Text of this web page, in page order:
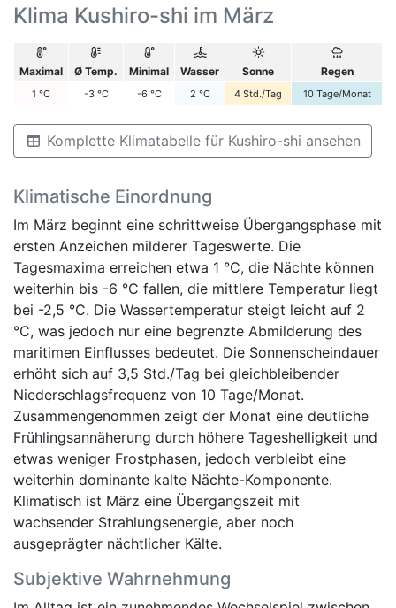
Klima Kushiro-shi im März
Maximal Ø Temp. Minimal Wasser Sonne Regen
1 °C -3 °C -6 °C 2 °C 4 Std./Tag 10 Tage/Monat
Komplette Klimatabelle für Kushiro-shi ansehen
Klimatische Einordnung
Im März beginnt eine schrittweise Übergangsphase mit
ersten Anzeichen milderer Tageswerte. Die
Tagesmaxima erreichen etwa 1 °C, die Nächte können
weiterhin bis -6 °C fallen, die mittlere Temperatur liegt
bei -2,5 °C. Die Wassertemperatur steigt leicht auf 2
°C, was jedoch nur eine begrenzte Abmilderung des
maritimen Einflusses bedeutet. Die Sonnenscheindauer
erhöht sich auf 3,5 Std./Tag bei gleichbleibender
Niederschlagsfrequenz von 10 Tage/Monat.
Zusammengenommen zeigt der Monat eine deutliche
Frühlingsannäherung durch höhere Tageshelligkeit und
etwas weniger Frostphasen, jedoch verbleibt eine
weiterhin dominante kalte Nächte-Komponente.
Klimatisch ist März eine Übergangszeit mit
wachsender Strahlungsenergie, aber noch
ausgeprägter nächtlicher Kälte.
Subjektive Wahrnehmung